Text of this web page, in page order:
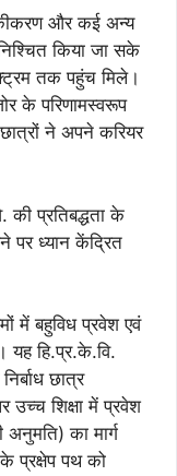
और कई अन्य
किया जा सके
तक पहुंच मिले।
के परिणामस्वरूप
ने अपने करियर
प्रतिबद्धता के
पर ध्यान केंद्रित
में बहुविध प्रवेश एवं
यह हि.प्र.के.वि.
छात्र
उच्च शिक्षा में प्रवेश
का मार्ग
प्रक्षेप पथ को